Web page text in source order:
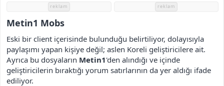
i
reklam reklam
Metin1 Mobs​
Eski bir client içerisinde bulunduğu belirtiliyor, dolayısıyla
paylaşımı yapan kişiye değil; aslen Koreli geliştiricilere ait.
Ayrıca bu dosyaların Metin1'den alındığı ve içinde
geliştiricilerin bıraktığı yorum satırlarının da yer aldığı ifade
ediliyor.